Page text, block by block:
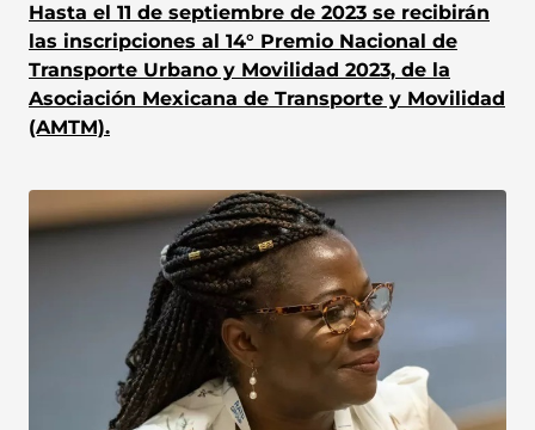
Hasta el 11 de septiembre de 2023 se recibirán
las inscripciones al 14° Premio Nacional de
Transporte Urbano y Movilidad 2023, de la
Asociación Mexicana de Transporte y Movilidad
(AMTM).